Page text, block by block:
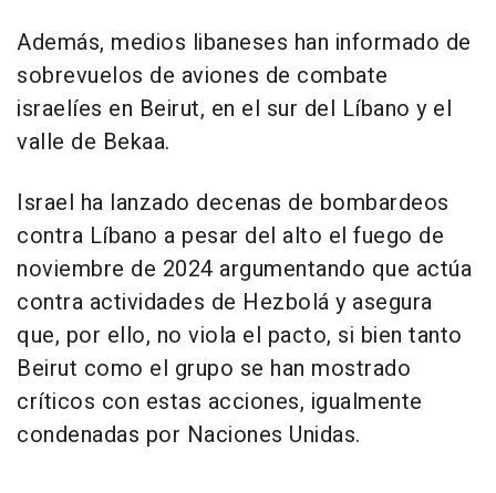
Además, medios libaneses han informado de
sobrevuelos de aviones de combate
israelíes en Beirut, en el sur del Líbano y el
valle de Bekaa.
Israel ha lanzado decenas de bombardeos
contra Líbano a pesar del alto el fuego de
noviembre de 2024 argumentando que actúa
contra actividades de Hezbolá y asegura
que, por ello, no viola el pacto, si bien tanto
Beirut como el grupo se han mostrado
críticos con estas acciones, igualmente
condenadas por Naciones Unidas.